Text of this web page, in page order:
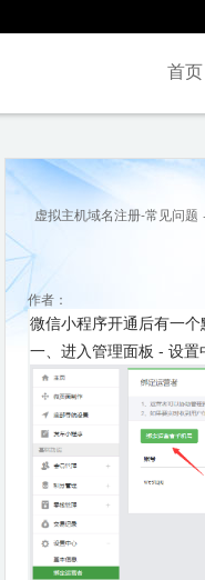
首页
虚拟主机域名注册-常见问题
作者：
微信小程序开通后有一
一、进入管理面板 - 设